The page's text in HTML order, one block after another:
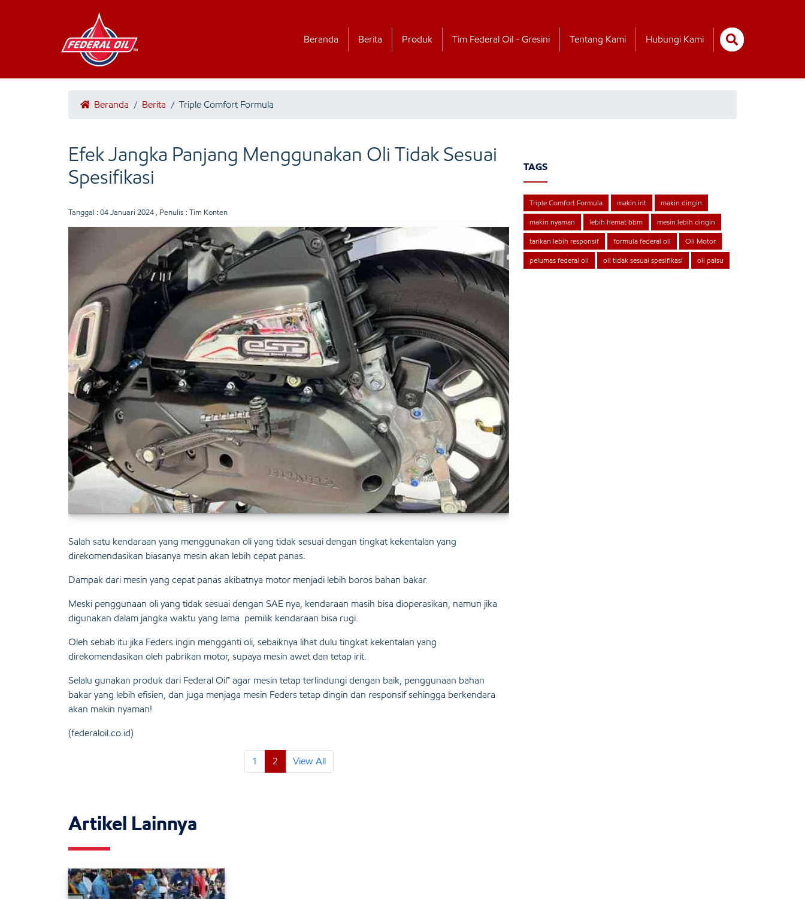
Beranda Berita Produk Tim Federal Oil - Gresini Tentang Kami Hubungi Kami
Beranda / Berita / Triple Comfort Formula
Efek Jangka Panjang Menggunakan Oli Tidak Sesuai
Spesifikasi
Tanggal : 04 Januari 2024 , Penulis : Tim Konten
Salah satu kendaraan yang menggunakan oli yang tidak sesuai dengan tingkat kekentalan yang
direkomendasikan biasanya mesin akan lebih cepat panas.
Dampak dari mesin yang cepat panas akibatnya motor menjadi lebih boros bahan bakar.
Meski penggunaan oli yang tidak sesuai dengan SAE nya, kendaraan masih bisa dioperasikan, namun jika
digunakan dalam jangka waktu yang lama pemilik kendaraan bisa rugi.
Oleh sebab itu jika Feders ingin mengganti oli, sebaiknya lihat dulu tingkat kekentalan yang
direkomendasikan oleh pabrikan motor, supaya mesin awet dan tetap irit.
Selalu gunakan produk dari Federal Oil™ agar mesin tetap terlindungi dengan baik, penggunaan bahan
bakar yang lebih efisien, dan juga menjaga mesin Feders tetap dingin dan responsif sehingga berkendara
akan makin nyaman!
(federaloil.co.id)
1 2 View All
TAGS
Triple Comfort Formula makin irit makin dingin
makin nyaman lebih hemat bbm mesin lebih dingin
tarikan lebih responsif formula federal oil Oli Motor
pelumas federal oil oli tidak sesuai spesifikasi oli palsu
Artikel Lainnya